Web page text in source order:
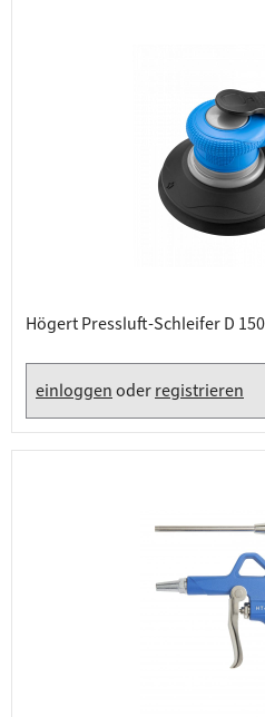
Högert Pressluft-Schleifer D
einloggenoderregistrieren